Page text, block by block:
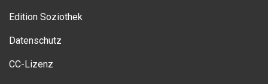
Edition Soziothek
Datenschutz
CC-Lizenz